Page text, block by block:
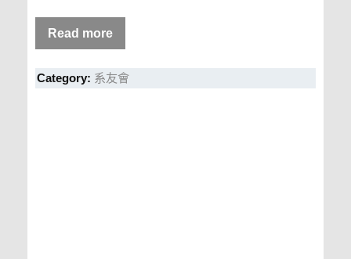
Read more
Category: 系友會